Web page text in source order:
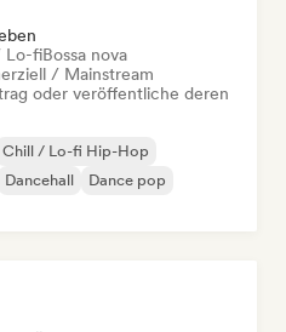
Lo-fiBossa nova
/ Mainstream
oder veröffentliche deren
Chill / Lo-fi Hip-Hop
Dancehall
Dance pop